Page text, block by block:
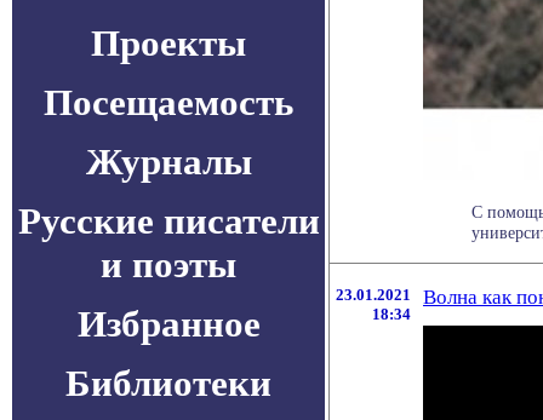
Проекты
Посещаемость
Журналы
Русские писатели
и поэты
Избранное
Библиотеки
С
23.01.2021
18:34
Волна как